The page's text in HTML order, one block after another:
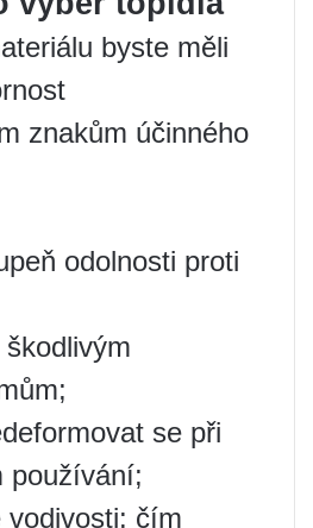
byste měli
znakům účinného
odolnosti proti
se při
používání;
vodivosti: čím